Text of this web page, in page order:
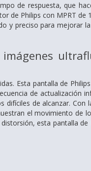
de respuesta, que
de Philips con MPRT de
y preciso para mejorar la
Esta pantalla de
de actualización
de alcanzar. Con
el movimiento de
esta pantalla de